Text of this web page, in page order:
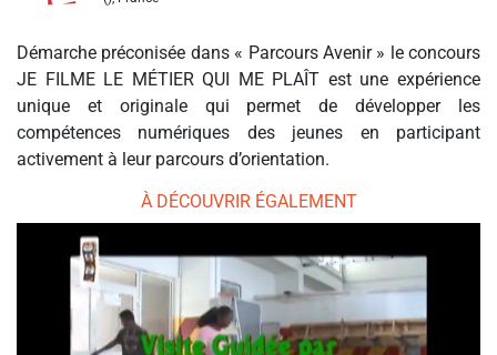
Démarche préconisée dans « Parcours Avenir » le concours
JE FILME LE MÉTIER QUI ME PLAÎT est une expérience
unique et originale qui permet de développer les
compétences numériques des jeunes en participant
activement à leur parcours d’orientation.
À DÉCOUVRIR ÉGALEMENT